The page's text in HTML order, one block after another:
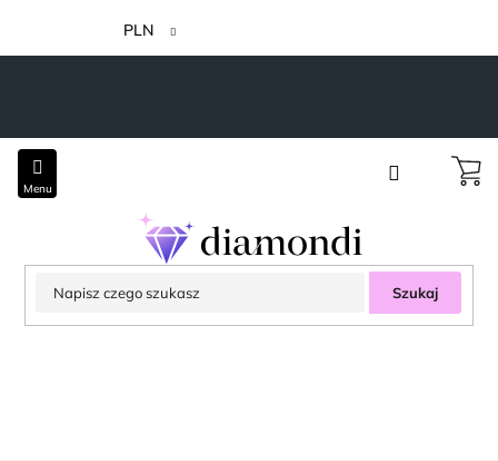
treści
PLN
Szukaj